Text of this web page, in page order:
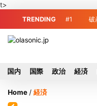
t>
TRENDING #1 破
債権者63金融機関
国内 国際 政治 経済
Home / 経済